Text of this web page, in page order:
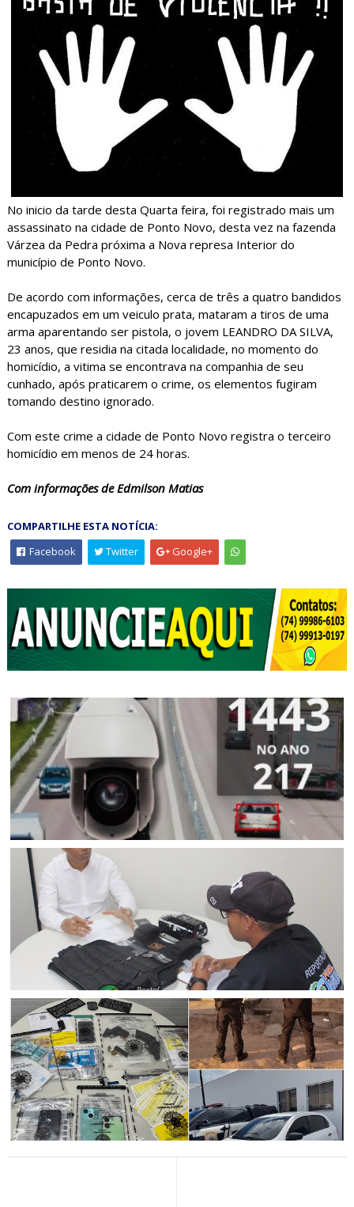
No inicio da tarde desta Quarta feira, foi registrado mais um
assassinato na cidade de Ponto Novo, desta vez na fazenda
Várzea da Pedra próxima a Nova represa Interior do
município de Ponto Novo.
De acordo com informações, cerca de três a quatro bandidos
encapuzados em um veiculo prata, mataram a tiros de uma
arma aparentando ser pistola, o jovem LEANDRO DA SILVA,
23 anos, que residia na citada localidade, no momento do
homicídio, a vitima se encontrava na companhia de seu
cunhado, após praticarem o crime, os elementos fugiram
tomando destino ignorado.
Com este crime a cidade de Ponto Novo registra o terceiro
homicídio em menos de 24 horas.
Com informações de Edmilson Matias
COMPARTILHE ESTA NOTÍCIA:
Facebook
Twitter Google+
POLICIAL
Veículo é recuperado em Ponto Novo com auxílio das
Câmeras de Reconhecimento de Placas da SSP-BA, CICOM
Senhor do Bonfim
POLICIAL
Delegado da Polícia Civil de Ponto Novo (BA) concede
entrevista ao PJ e fala sobre elucidação de homicídios e
operação contra agiotagem no município